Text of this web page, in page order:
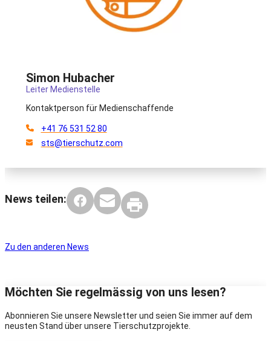
Simon Hubacher
Leiter Medienstelle
Kontaktperson für Medienschaffende
+41 76 531 52 80
sts@tierschutz.com
News teilen:
Zu den anderen News
Möchten Sie regelmässig von uns lesen?
Abonnieren Sie unsere Newsletter und seien Sie immer auf dem
neusten Stand über unsere Tierschutzprojekte.